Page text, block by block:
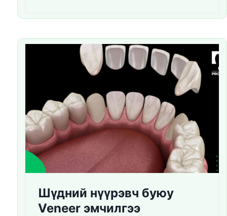
Шүдний нүүрэвч буюу
Veneer эмчилгээ